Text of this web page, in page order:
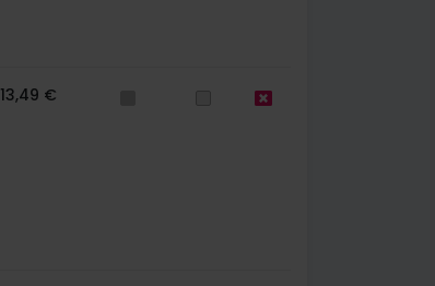
13,49 €